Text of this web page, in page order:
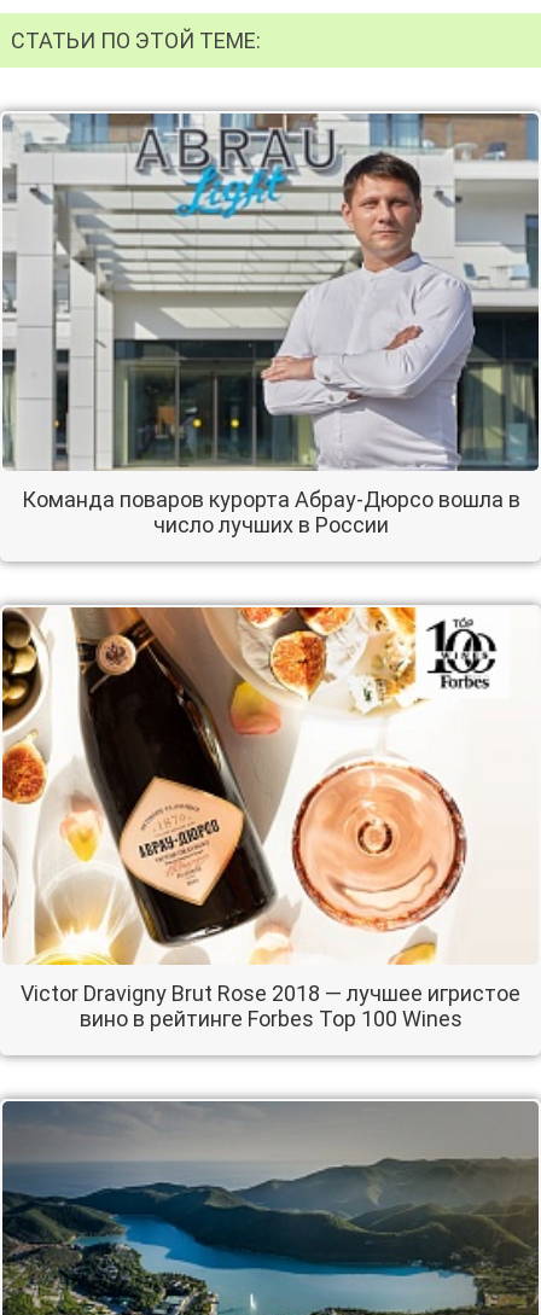
СТАТЬИ ПО ЭТОЙ ТЕМЕ:
Команда поваров курорта Абрау-Дюрсо вошла в
число лучших в России
Victor Dravigny Brut Rose 2018 — лучшее игристое
вино в рейтинге Forbes Top 100 Wines